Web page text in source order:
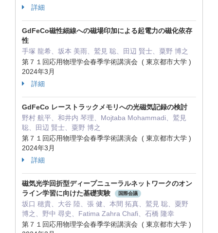
詳細
GdFeCo磁性細線への磁場印加による起電力の磁化依存
性
手塚 龍希、坂本 美雨、鷲見 聡、田辺 賢士、粟野 博之
第７１回応用物理学会春季学術講演会 ( 東京都市大学 )
2024年3月
詳細
GdFeCo レーストラックメモリへの光磁気記録の検討
野村 航平、和井内 琴理、Mojtaba Mohammadi、鷲見
聡、田辺 賢士、粟野 博之
第７１回応用物理学会春季学術講演会 ( 東京都市大学 )
2024年3月
詳細
磁気光学回折型ディープニューラルネットワークのオン
ライン学習に向けた基礎実験
国際会議
坂口 穂貴、大谷 陸、張 健、本間 拓真、鷲見 聡、粟野
博之、野中 尋史、Fatima Zahra Chafi、石橋 隆幸
第７１回応用物理学会春季学術講演会 ( 東京都市大学 )